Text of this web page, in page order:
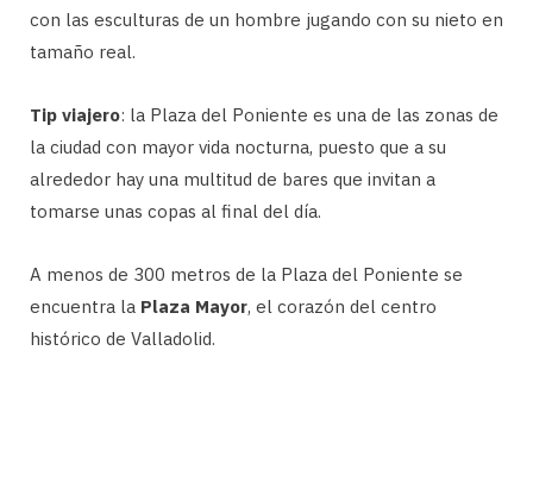
con las esculturas de un hombre jugando con su nieto en
tamaño real.
Tip viajero: la Plaza del Poniente es una de las zonas de
la ciudad con mayor vida nocturna, puesto que a su
alrededor hay una multitud de bares que invitan a
tomarse unas copas al final del día.
A menos de 300 metros de la Plaza del Poniente se
encuentra la Plaza Mayor, el corazón del centro
histórico de Valladolid.